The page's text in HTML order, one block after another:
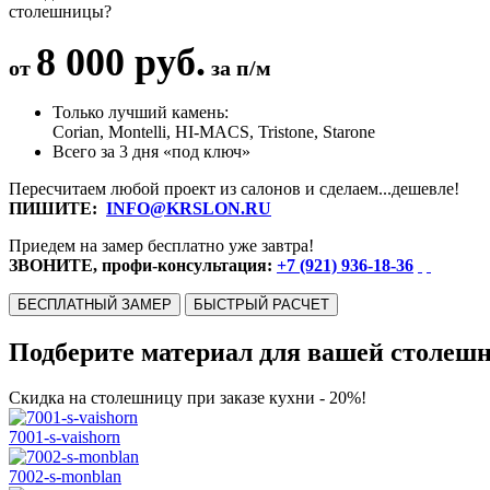
столешницы?
от 8 000 руб. за п/м
Только лучший камень:
Corian, Montelli, HI-MACS, Tristone, Starone
Всего за 3 дня «под ключ»
Пересчитаем любой проект из салонов и сделаем...дешевле!
ПИШИТЕ: INFO@KRSLON.RU
Приедем на замер бесплатно уже завтра!
ЗВОНИТЕ, профи-консультация: +7 (921) 936-18-36
БЕСПЛАТНЫЙ ЗАМЕР БЫСТРЫЙ РАСЧЕТ
Подберите материал для вашей
Скидка на столешницу при заказе кухни - 20%!
7001-s-vaishorn
7002-s-monblan